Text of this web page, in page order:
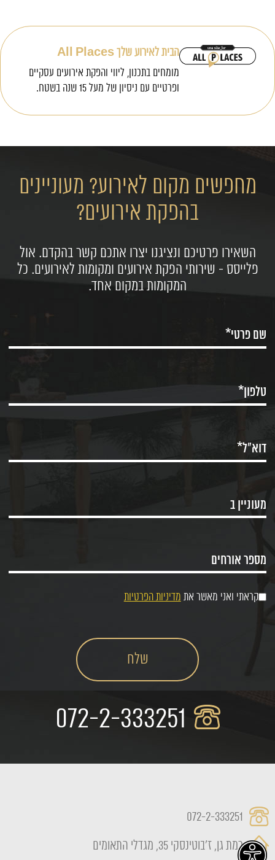
הבית לאירוע שלך All Places
מומחים בתכנון, ליווי והפקת אירועים עסקיים
ופרטיים עם ניסיון של מעל 15 שנה בשטח.
מחפשים מקום לאירוע? מעוניינים
בהפקת אירועים?
השאירו פרטיכם ונציגנו יצרו אתכם קשר בהקדם. אול
פלייסס - שירותי הפקת אירועים ומקומות לאירועים. כל
המקומות במקום אחד.
קראתי ואני מאשר את מדיניות הפרטיות
072-2-333251
רמת גן, ז'בוטינסקי 35, מגדלי התאומים